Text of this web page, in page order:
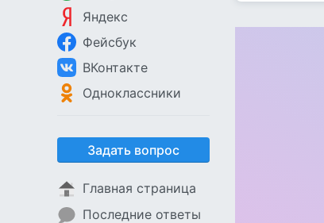
Яндекс
Фейсбук
ВКонтакте
Одноклассники
Задать вопрос
Главная страница
Последние ответы